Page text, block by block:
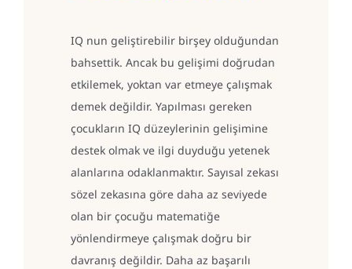
IQ nun geliştirebilir birşey olduğundan
bahsettik. Ancak bu gelişimi doğrudan
etkilemek, yoktan var etmeye çalışmak
demek değildir. Yapılması gereken
çocukların IQ düzeylerinin gelişimine
destek olmak ve ilgi duyduğu yetenek
alanlarına odaklanmaktır. Sayısal zekası
sözel zekasına göre daha az seviyede
olan bir çocuğu matematiğe
yönlendirmeye çalışmak doğru bir
davranış değildir. Daha az başarılı